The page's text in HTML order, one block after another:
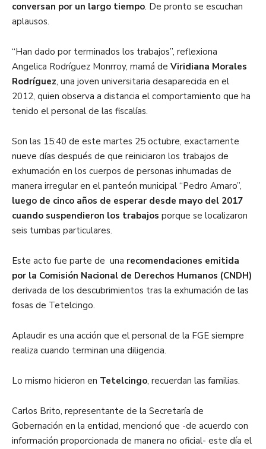
conversan por un largo tiempo. De pronto se escuchan
aplausos.
“Han dado por terminados los trabajos”, reflexiona
Angelica Rodríguez Monrroy, mamá de Viridiana Morales
Rodríguez, una joven universitaria desaparecida en el
2012, quien observa a distancia el comportamiento que ha
tenido el personal de las fiscalías.
Son las 15:40 de este martes 25 octubre, exactamente
nueve días después de que reiniciaron los trabajos de
exhumación en los cuerpos de personas inhumadas de
manera irregular en el panteón municipal “Pedro Amaro”,
luego de cinco años de esperar desde mayo del 2017
cuando suspendieron los trabajos porque se localizaron
seis tumbas particulares.
Este acto fue parte de una recomendaciones emitida
por la Comisión Nacional de Derechos Humanos (CNDH)
derivada de los descubrimientos tras la exhumación de las
fosas de Tetelcingo.
Aplaudir es una acción que el personal de la FGE siempre
realiza cuando terminan una diligencia.
Lo mismo hicieron en Tetelcingo, recuerdan las familias.
Carlos Brito, representante de la Secretaría de
Gobernación en la entidad, mencionó que -de acuerdo con
información proporcionada de manera no oficial- este día el